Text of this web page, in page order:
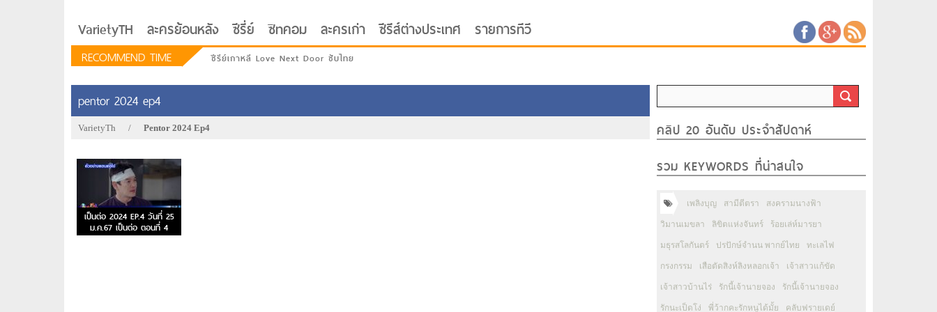
VarietyTH ละครย้อนหลัง ซีรี่ย์ ซิทคอม ละครเก่า ซีรีส์ต่างประเทศ รายการทีวี
RECOMMEND TIME ซีรีย์เกาหลี Love Next Door ซับไทย
pentor 2024 ep4
VarietyTh / Pentor 2024 Ep4
เป็นต่อ 2024 EP.4 วันที่ 25
ม.ค.67 เป็นต่อ ตอนที่ 4
คลิป 20 อันดับ ประจำสัปดาห์
รวม KEYWORDS ที่น่าสนใจ
เพลิงบุญ สามีตีตรา สงครามนางฟ้า
วิมานเมขลา ลิขิตแห่งจันทร์ ร้อยเล่ห์มารยา
มธุรสโลกันตร์ ปรปักษ์จำนน พากย์ไทย ทะเลไฟ
กรงกรรม เสือตัดสิงห์ลิงหลอกเจ้า เจ้าสาวแก้ขัด
เจ้าสาวบ้านไร่ รักนี้เจ้านายจอง รักนี้เจ้านายจอง
รักนะเป็ดโง่ พี่ว้ากคะรักหนูได้มั้ย คลับฟรายเดย์